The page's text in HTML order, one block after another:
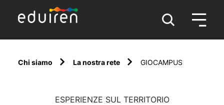
Chi siamo La nostra rete GIOCAMPUS
ESPERIENZE SUL TERRITORIO